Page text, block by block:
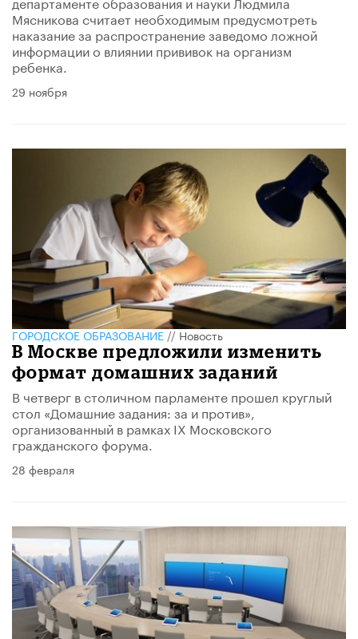
Мясникова считает необходимым предусмотреть
наказание за распространение заведомо ложной
информации о влиянии прививок на организм
ребенка.
29 ноября
ГОРОДСКОЕ ОБРАЗОВАНИЕ//Новость
В Москве предложили изменить
формат домашних заданий
В четверг в столичном парламенте прошел круглый
стол «Домашние задания: за и против»,
организованный в рамках IX Московского
гражданского форума.
28 февраля